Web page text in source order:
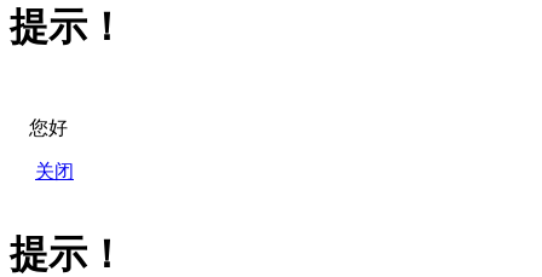
提示！
您好
关闭
提示！